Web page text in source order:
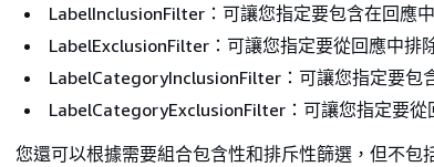
LabelInclusionFilter：可讓您指定要包含在回應
LabelExclusionFilter：可讓您指定要從回應中排
LabelCategoryInclusionFilter：可讓您指定要包
LabelCategoryExclusionFilter：可讓您指定要從
您還可以根據需要組合包含性和排斥性篩選，但不包